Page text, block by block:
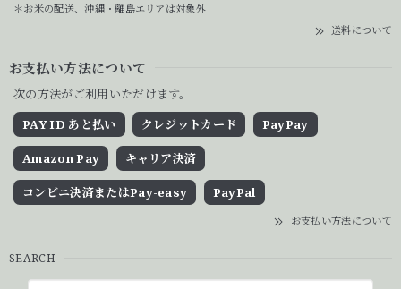
＊お米の配送、沖縄・離島エリアは対象外
送料について
お支払い方法について
次の方法がご利用いただけます。
PAY ID あと払い
クレジットカード PayPay
Amazon Pay キャリア決済
コンビニ決済またはPay-easy PayPal
お支払い方法について
SEARCH